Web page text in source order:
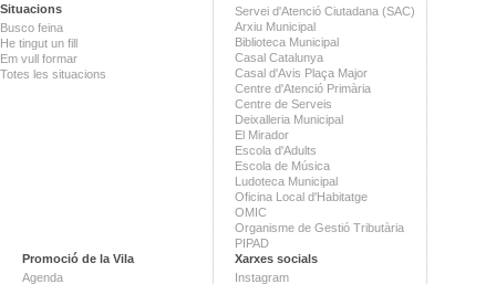
Situacions
Busco feina
He tingut un fill
Em vull formar
Totes les situacions
Servei d'Atenció Ciutadana (SAC)
Arxiu Municipal
Biblioteca Municipal
Casal Catalunya
Casal d'Avis Plaça Major
Centre d'Atenció Primària
Centre de Serveis
Deixalleria Municipal
El Mirador
Escola d'Adults
Escola de Música
Ludoteca Municipal
Oficina Local d'Habitatge
OMIC
Organisme de Gestió Tributària
PIPAD
Promoció de la Vila
Agenda
Xarxes socials
Instagram